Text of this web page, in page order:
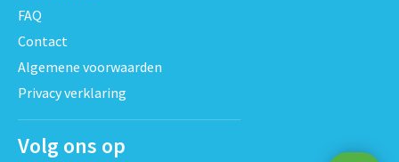
FAQ
Contact
Algemene voorwaarden
Privacy verklaring
Volg ons op